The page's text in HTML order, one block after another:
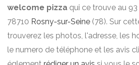
welcome pizza qui ce trouve au
78710 Rosny-sur-Seine (78). Sur
trouverez les photos, l'adresse, les
le numero de téléphone et les avis